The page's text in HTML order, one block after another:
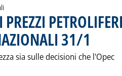
31/1
sia sulle decisioni che l'Opec